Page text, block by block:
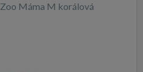
Máma M korálová